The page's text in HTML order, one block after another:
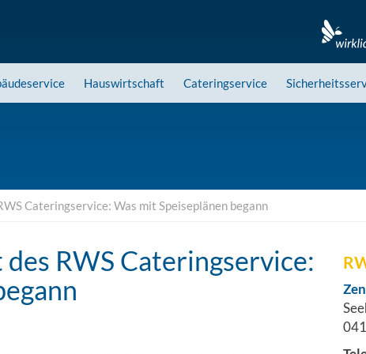
Hauswirtschaft Cateringservice
Cateringservice: Was mit Speiseplänen begann
RWS Cateringservice: